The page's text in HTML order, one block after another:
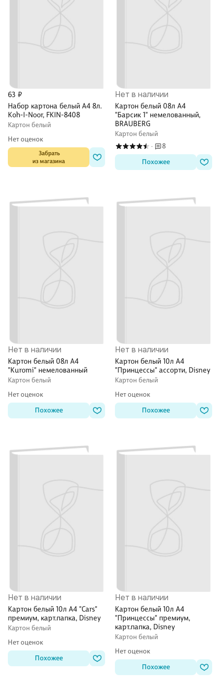
63 ₽
Набор картона белый А4 8л.
Koh-I-Noor, FKIN-8408
Картон белый
Нет оценок
Забрать
из магазина
Нет в наличии
Картон белый 08л А4
"Барсик 1" немелованный,
BRAUBERG
Картон белый
·
8
Похожее
Нет в наличии
Картон белый 08л А4
"Kuromi" немелованный
Картон белый
Нет оценок
Похожее
Нет в наличии
Картон белый 10л А4
"Принцессы" ассорти, Disney
Картон белый
Нет оценок
Похожее
Нет в наличии
Картон белый 10л А4 "Cars"
премиум, карт.папка, Disney
Картон белый
Нет оценок
Похожее
Нет в наличии
Картон белый 10л А4
"Принцессы" премиум,
карт.папка, Disney
Картон белый
Нет оценок
Похожее